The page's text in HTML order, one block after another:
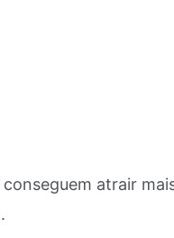
atrair